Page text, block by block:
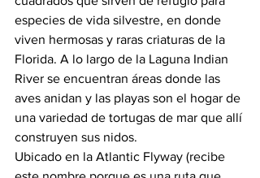
especies de vida silvestre, en donde
viven hermosas y raras criaturas de la
Florida. A lo largo de la Laguna Indian
River se encuentran áreas donde las
aves anidan y las playas son el hogar de
una variedad de tortugas de mar que allí
construyen sus nidos.
Ubicado en la Atlantic Flyway (recibe